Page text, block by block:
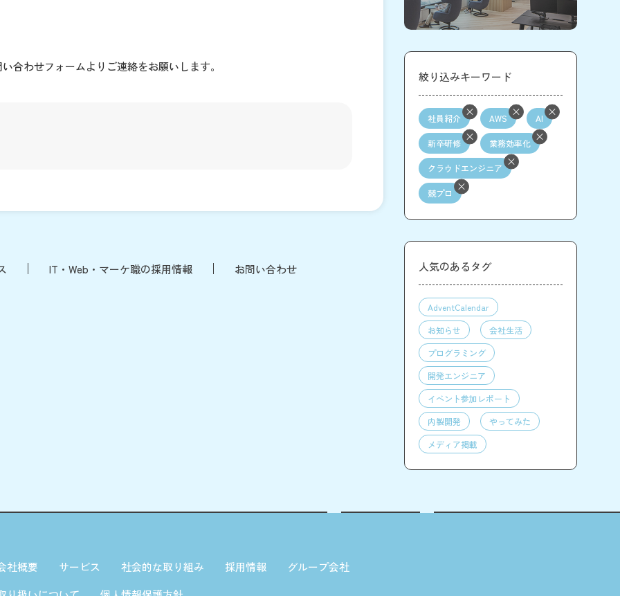
合わせフォームよりご連絡をお願いします。
IT・Web・マーケ職の採用情報 お問い合わせ
絞り込みキーワード
社員紹介 AWS AI
新卒研修 業務効率化
クラウドエンジニア
競プロ
人気のあるタグ
AdventCalendar
お知らせ
会社生活
プログラミング
開発エンジニア
イベント参加レポート
内製開発
やってみた
メディア掲載
社概要 サービス 社会的な取り組み 採用情報
グループ会社